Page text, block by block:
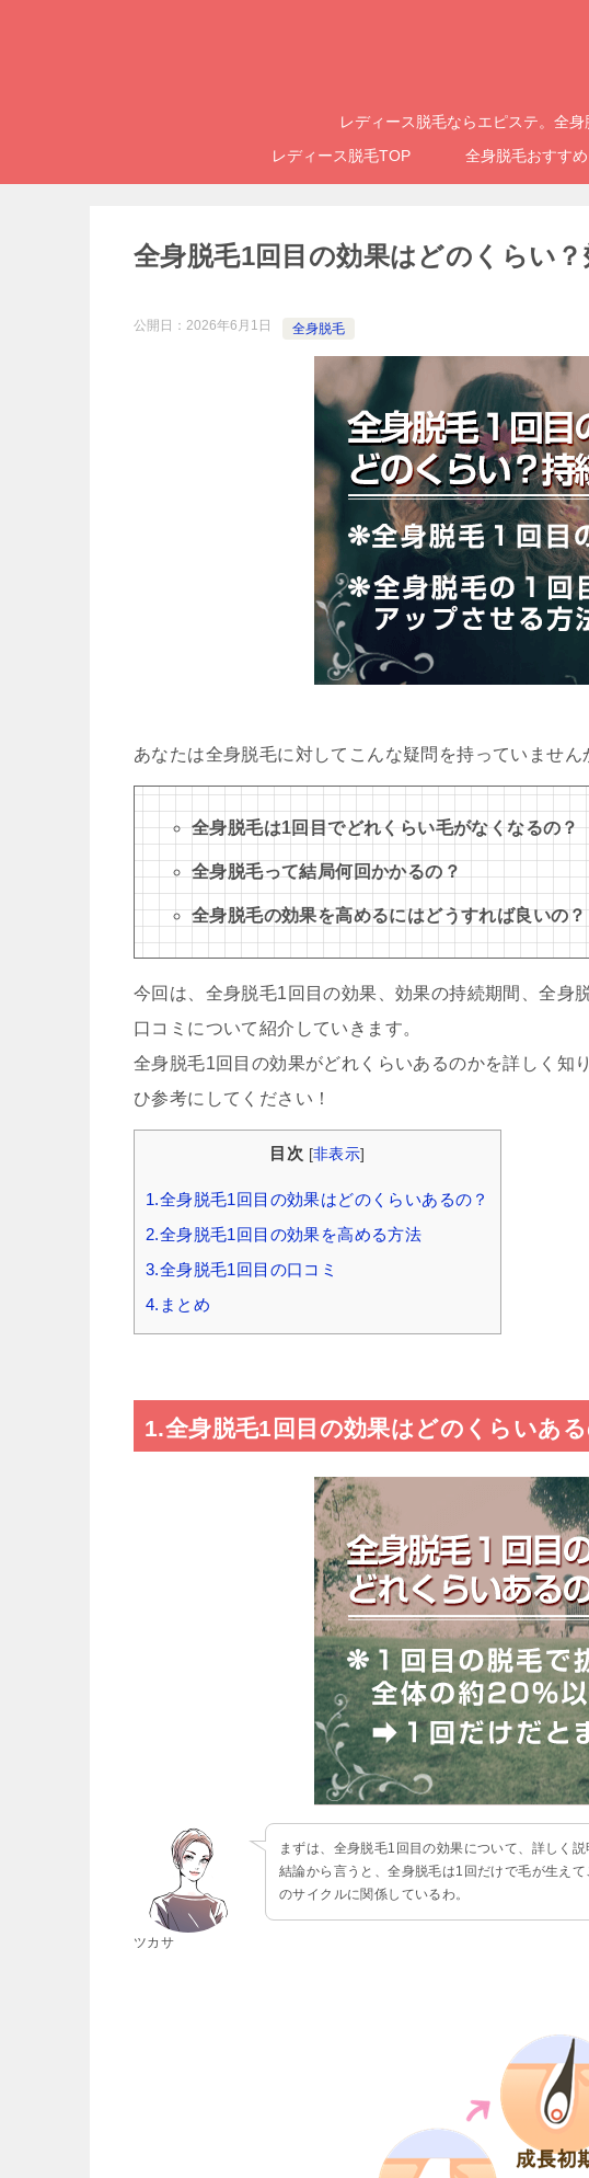
レディース脱毛ならエピステ。全
レディース脱毛TOP
全身脱毛おすすめ
全身脱毛1回目の効果はどのくらい
公開日： 2026年6月1日 全身脱毛
あなたは全身脱毛に対してこんな疑問を持っていません
全身脱毛は1回目でどれくらい毛がなくなるの？
全身脱毛って結局何回かかるの？
全身脱毛の効果を高めるにはどうすれば良いの？
今回は、全身脱毛1回目の効果、効果の持続期間、全身
口コミについて紹介していきます。
全身脱毛1回目の効果がどれくらいあるのかを詳しく知
ひ参考にしてください！
目次 [非表示]
1.全身脱毛1回目の効果はどのくらいあるの？
2.全身脱毛1回目の効果を高める方法
3.全身脱毛1回目の口コミ
4.まとめ
1.全身脱毛1回目の効果はどのくらいある
ツカサ
まずは、全身脱毛1回目の効果について、詳しく説
結論から言うと、全身脱毛は1回だけで毛が生え
のサイクルに関係しているわ。